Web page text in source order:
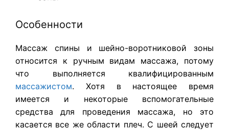
Особенности
Массаж спины и шейно-воротниковой зоны
относится к ручным видам массажа, потому
что выполняется квалифицированным
массажистом. Хотя в настоящее время
имеется и некоторые вспомогательные
средства для проведения массажа, но это
касается все же области плеч. С шеей следует